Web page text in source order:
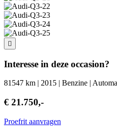
Interesse in deze occasion?
81547 km | 2015 | Benzine |
€ 21.750,-
Proefrit aanvragen